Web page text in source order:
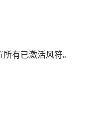
有已激活风符。